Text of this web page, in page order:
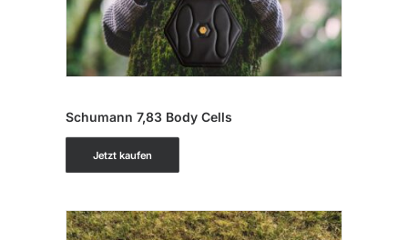
Schumann 7,83 Body Cells
Jetzt kaufen